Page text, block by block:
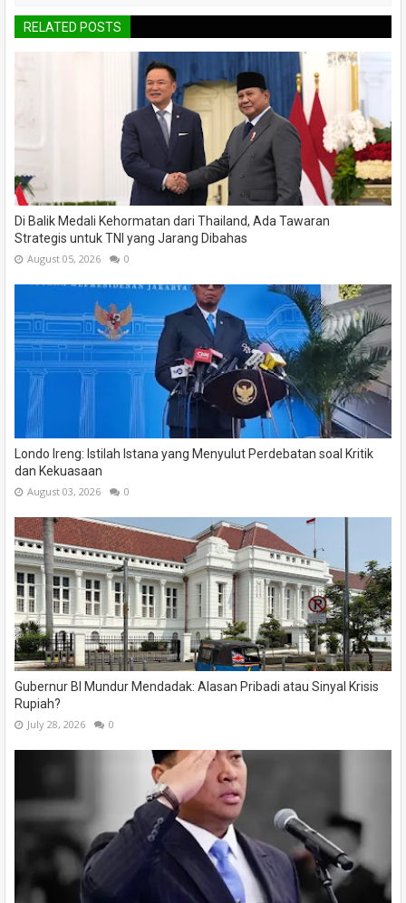
RELATED POSTS
Di Balik Medali Kehormatan dari Thailand, Ada Tawaran
Strategis untuk TNI yang Jarang Dibahas
August 05, 2026 0
Londo Ireng: Istilah Istana yang Menyulut Perdebatan soal Kritik
dan Kekuasaan
August 03, 2026 0
Gubernur BI Mundur Mendadak: Alasan Pribadi atau Sinyal Krisis
Rupiah?
July 28, 2026 0